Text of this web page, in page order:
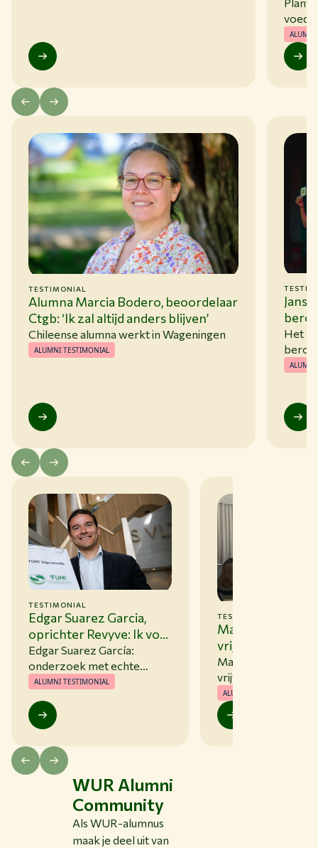
TESTIMONIAL
Alumna Marcia Bodero, beoordelaar
Ctgb: ‘Ik zal altijd anders blijven’
Chileense alumna werkt in Wageningen
ALUMNI TESTIMONIAL
van
Het
TESTIMONIAL
Edgar Suarez Garcia,
oprichter Revyve: Ik voel
me goed in Nederland
Edgar Suarez García:
onderzoek met echte
impact
ALUMNI TESTIMONIAL
TESTIMONIAL
Marion
vrijwilligster bij
Internationale
Wageningen
Chapter België
Marion Bloemendal
vrijwilliger bij Intl.
Wageningen
ALUMNI TESTIMONIAL
WUR Alumni
Community
Als WUR-alumnus
maak je deel uit van